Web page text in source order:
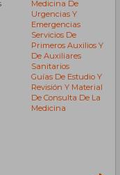
Medicina De
Urgencias Y
Emergencias
Servicios De
Primeros Auxilios Y
De Auxiliares
Sanitarios
Guías De Estudio Y
Revisión Y Material
De Consulta De La
Medicina